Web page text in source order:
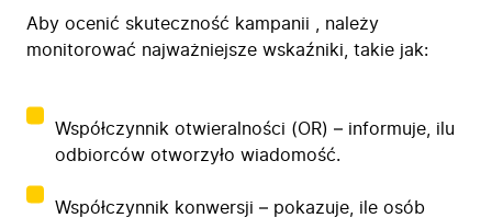
Aby ocenić skuteczność kampanii , należy
monitorować najważniejsze wskaźniki, takie jak:
Współczynnik otwieralności (OR) – informuje, ilu
odbiorców otworzyło wiadomość.
Współczynnik konwersji – pokazuje, ile osób